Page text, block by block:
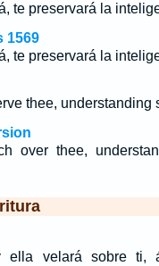
te preservará la
1569
te preservará la
thee, understanding
over thee,
ella velará sobre ti,